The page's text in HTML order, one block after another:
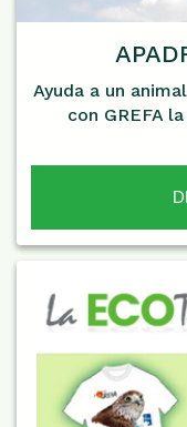
Ayuda a un
con GREFA